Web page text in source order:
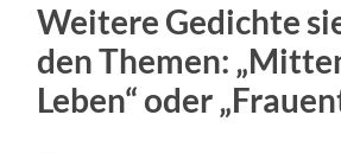
Weitere Gedichte
den Themen:
Leben“ oder